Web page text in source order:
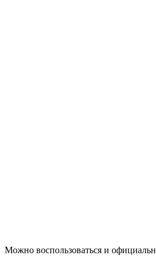
Можно воспользоваться и